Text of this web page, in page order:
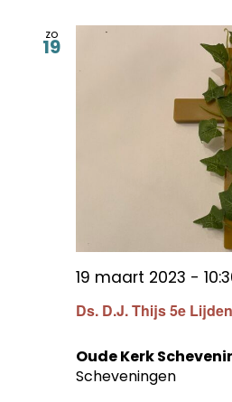
zo
19
Ds. D.J. Thijs 5e
19 maart 2023 -
Oude Kerk
Scheveningen